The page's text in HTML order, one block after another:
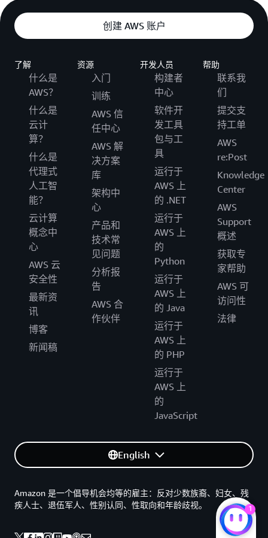
创建 AWS 账户
了解
什么是
AWS？
什么是
云计
算？
什么是
代理式
人工智
能？
云计算
概念中
心
AWS 云
安全性
最新资
讯
博客
新闻稿
资源
入门
训练
AWS 信
任中心
AWS 解
决方案
库
架构中
心
产品和
技术常
见问题
分析报
告
AWS 合
作伙伴
开发人员
构建者
中心
软件开
发工具
包与工
具
运行于
AWS 上
的 .NET
运行于
AWS 上
的
Python
运行于
AWS 上
的 Java
运行于
AWS 上
的 PHP
运行于
AWS 上
的
JavaScript
帮助
联系我
们
提交支
持工单
AWS
re:Post
Knowledge
Center
AWS
Support
概述
获取专
家帮助
AWS 可
访问性
法律
English
Amazon 是一个倡导机会均等的雇主：反对少数族裔、妇女、残
疾人士、退伍军人、性别认同、性取向和年龄歧视。
1